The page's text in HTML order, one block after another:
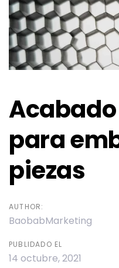
para
piezas
AUTHOR:
BaobabMarketing
PUBLIDADO EL
14 octubre, 2021